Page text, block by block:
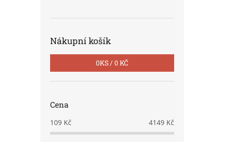
Nákupní košík
0KS / 0 KČ
Cena
109 Kč 4149 Kč